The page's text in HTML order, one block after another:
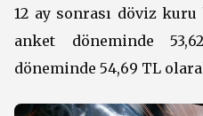
12 ay sonrası döviz
anket döneminde
döneminde 54,69 TL